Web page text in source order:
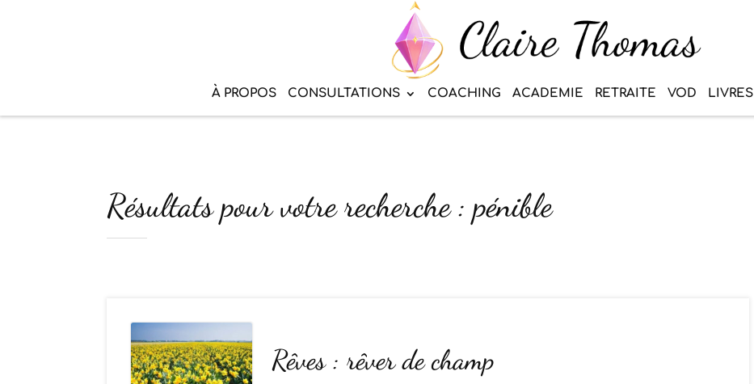
À PROPOS CONSULTATIONS COACHING ACADEMIE RETRAITE VOD LIVRES
Résultats pour votre recherche : pénible
Rêves : rêver de champ